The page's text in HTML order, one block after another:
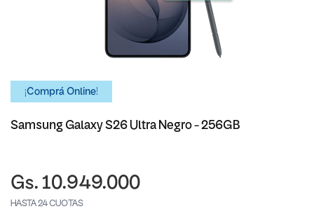
¡Comprá Online!
Samsung Galaxy S26 Ultra Negro - 256GB
Gs. 10.949.000
HASTA 24 CUOTAS